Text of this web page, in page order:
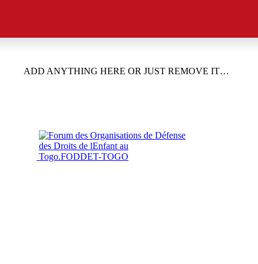
ADD ANYTHING HERE OR JUST REMOVE IT…